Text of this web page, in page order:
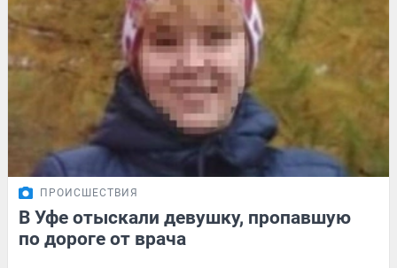
ПРОИСШЕСТВИЯ
В Уфе отыскали девушку, пропавшую
по дороге от врача